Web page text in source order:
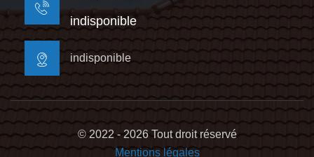
indisponible
indisponible
© 2022 - 2026 Tout droit réservé
Mentions légales